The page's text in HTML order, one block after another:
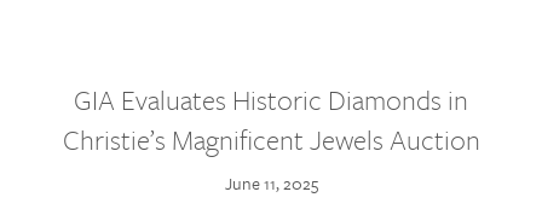
GIA Evaluates Historic Diamonds in
Christie’s Magnificent Jewels Auction
June 11, 2025